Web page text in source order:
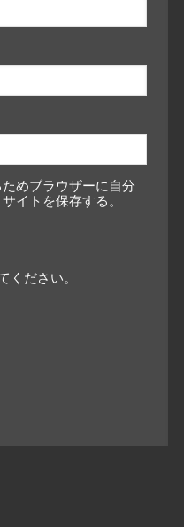
めブラウザーに自分
イトを保存する。
ください。